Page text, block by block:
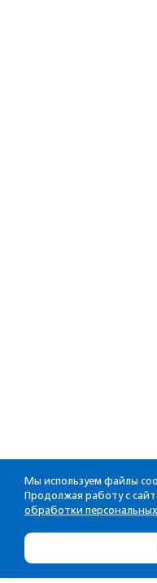
Мы используем файлы
Продолжая работу с
обработки